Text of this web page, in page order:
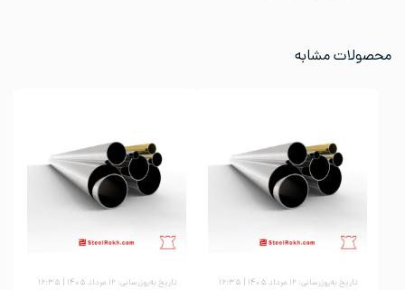
محصولات مشابه
تاریخ به‌روزرسانی: ۱۲ مرداد ۱۴۰۵ | ۱۶:۳۵ تاریخ به‌روزرسانی: ۱۲ مرداد ۱۴۰۵ | ۱۶:۳۵